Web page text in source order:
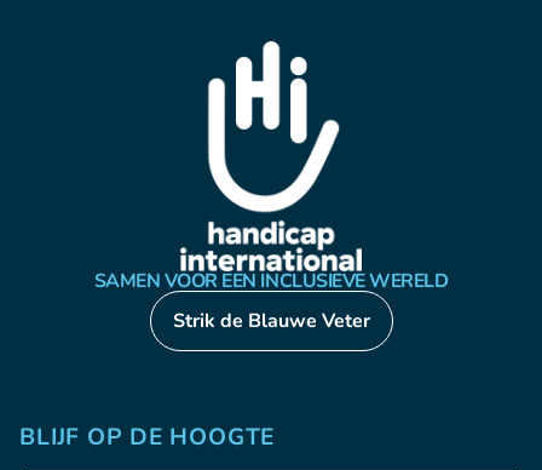
SAMEN VOOR EEN INCLUSIEVE WERELD
Strik de Blauwe Veter
BLIJF OP DE HOOGTE